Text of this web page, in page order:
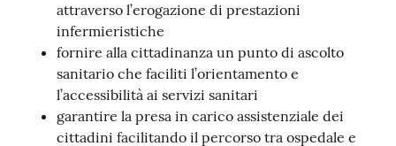
Novità
Scuole
attraverso l’erogazione di prestazioni
infermieristiche
fornire alla cittadinanza un punto di ascolto
sanitario che faciliti l’orientamento e
l’accessibilità ai servizi sanitari
garantire la presa in carico assistenziale dei
cittadini facilitando il percorso tra ospedale e